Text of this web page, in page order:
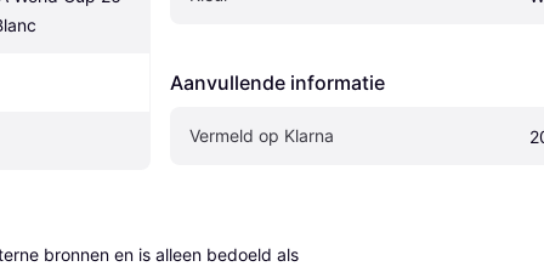
Aanvullende informatie
Vermeld op Klarna
bronnen en is alleen bedoeld als